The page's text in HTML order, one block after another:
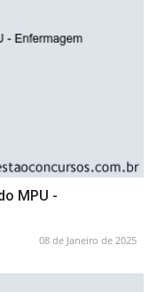
MPU -
08 de Janeiro de 2025